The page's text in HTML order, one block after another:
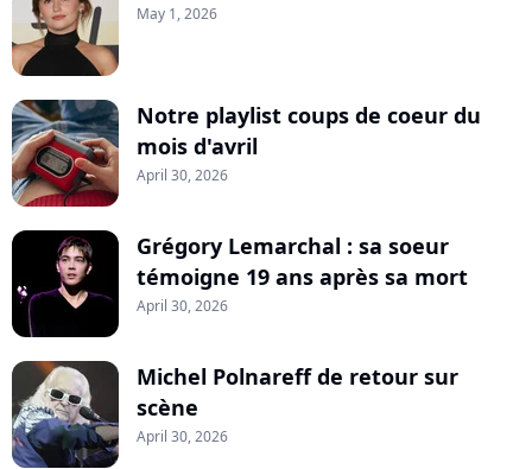
May 1, 2026
Notre playlist coups de coeur du
mois d'avril
April 30, 2026
Grégory Lemarchal : sa soeur
témoigne 19 ans après sa mort
April 30, 2026
Michel Polnareff de retour sur
scène
April 30, 2026